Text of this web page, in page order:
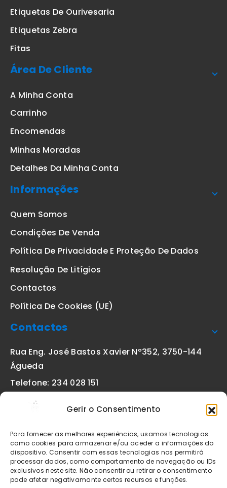
Gerir o Consentimento
Para fornecer as melhores experiências, usamos tecnologias
como cookies para armazenar e/ou aceder a informações do
dispositivo. Consentir com essas tecnologias nos permitirá
processar dados, como comportamento de navegação ou IDs
exclusivos neste site. Não consentir ou retirar o consentimento
pode afetar negativamante certos recursos e funções.
Etiquetas De Ourivesaria
Etiquetas Zebra
Fitas
Área De Cliente
A Minha Conta
Carrinho
Encomendas
Minhas Moradas
Detalhes Da Minha Conta
Informações
Quem Somos
Condições De Venda
Política De Privacidade E Proteção De Dados
Resolução De Litígios
Contactos
Política De Cookies (UE)
Contactos
Rua Eng. José Bastos Xavier Nº352, 3750-144
Águeda
Telefone: 234 028 151
geral@etiquetas-online.pt
Os preços indicados incluem IVA à taxa legal em vigor. Todos
os artigos apresentados no site encontram-se sujeitos à
disponibilidade de stock após confirmação da encomenda. As